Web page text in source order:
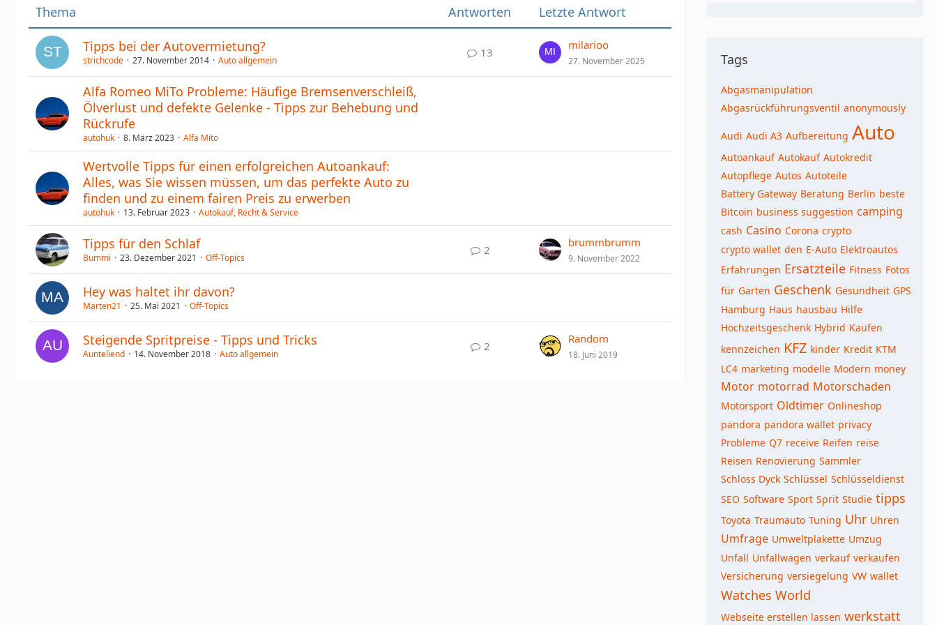
Thema Antworten Letzte Antwort
Tipps bei der Autovermietung?
strichcode 27. November 2014 Auto allgemein
13
milarioo
27. November 2025
Alfa Romeo MiTo Probleme: Häufige Bremsenverschleiß,
Ölverlust und defekte Gelenke - Tipps zur Behebung und
Rückrufe
autohuk 8. März 2023 Alfa Mito
Wertvolle Tipps für einen erfolgreichen Autoankauf:
Alles, was Sie wissen müssen, um das perfekte Auto zu
finden und zu einem fairen Preis zu erwerben
autohuk 13. Februar 2023 Autokauf, Recht & Service
Tipps für den Schlaf
Bummi 23. Dezember 2021 Off-Topics
2
brummbrumm
9. November 2022
Hey was haltet ihr davon?
Marten21 25. Mai 2021 Off-Topics
Steigende Spritpreise - Tipps und Tricks
Aunteliend 14. November 2018 Auto allgemein
2
Random
18. Juni 2019
Tags
Abgasmanipulation
Abgasrückführungsventil anonymously
Audi Audi A3 Aufbereitung Auto
Autoankauf Autokauf Autokredit
Autopflege Autos Autoteile
Battery Gateway Beratung Berlin beste
Bitcoin business suggestion camping
cash Casino Corona crypto
crypto wallet den E-Auto Elektroautos
Erfahrungen Ersatzteile Fitness Fotos
für Garten Geschenk Gesundheit GPS
Hamburg Haus hausbau Hilfe
Hochzeitsgeschenk Hybrid Kaufen
kennzeichen KFZ kinder Kredit KTM
LC4 marketing modelle Modern money
Motor motorrad Motorschaden
Motorsport Oldtimer Onlineshop
pandora pandora wallet privacy
Probleme Q7 receive Reifen reise
Reisen Renovierung Sammler
Schloss Dyck Schlüssel Schlüsseldienst
SEO Software Sport Sprit Studie tipps
Toyota Traumauto Tuning Uhr Uhren
Umfrage Umweltplakette Umzug
Unfall Unfallwagen verkauf verkaufen
Versicherung versiegelung VW wallet
Watches World
Webseite erstellen lassen werkstatt